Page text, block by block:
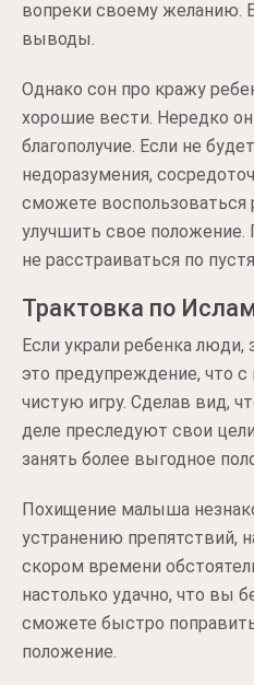
вопреки своему желанию.
выводы.
Однако сон про кражу
хорошие вести. Нередко
благополучие. Если не
недоразумения,
сможете
улучшить свое положение.
не расстраиваться по
Трактовка по
Если украли ребенка
это предупреждение, что
чистую игру. Сделав вид,
деле преследуют свои
занять более выгодное
Похищение малыша
устранению препятствий,
скором времени
настолько удачно, что вы
сможете быстро
положение.